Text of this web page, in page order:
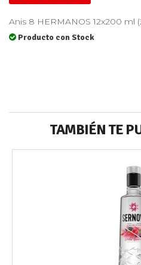
Anis 8 HERMANOS 12x200 ml
Producto con Stock
TAMBIÉN TE